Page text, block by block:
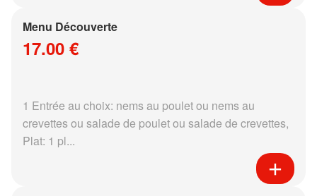
Menu Découverte
17.00 €
1 Entrée au choix: nems au poulet ou nems au
crevettes ou salade de poulet ou salade de crevettes,
Plat: 1 pl...